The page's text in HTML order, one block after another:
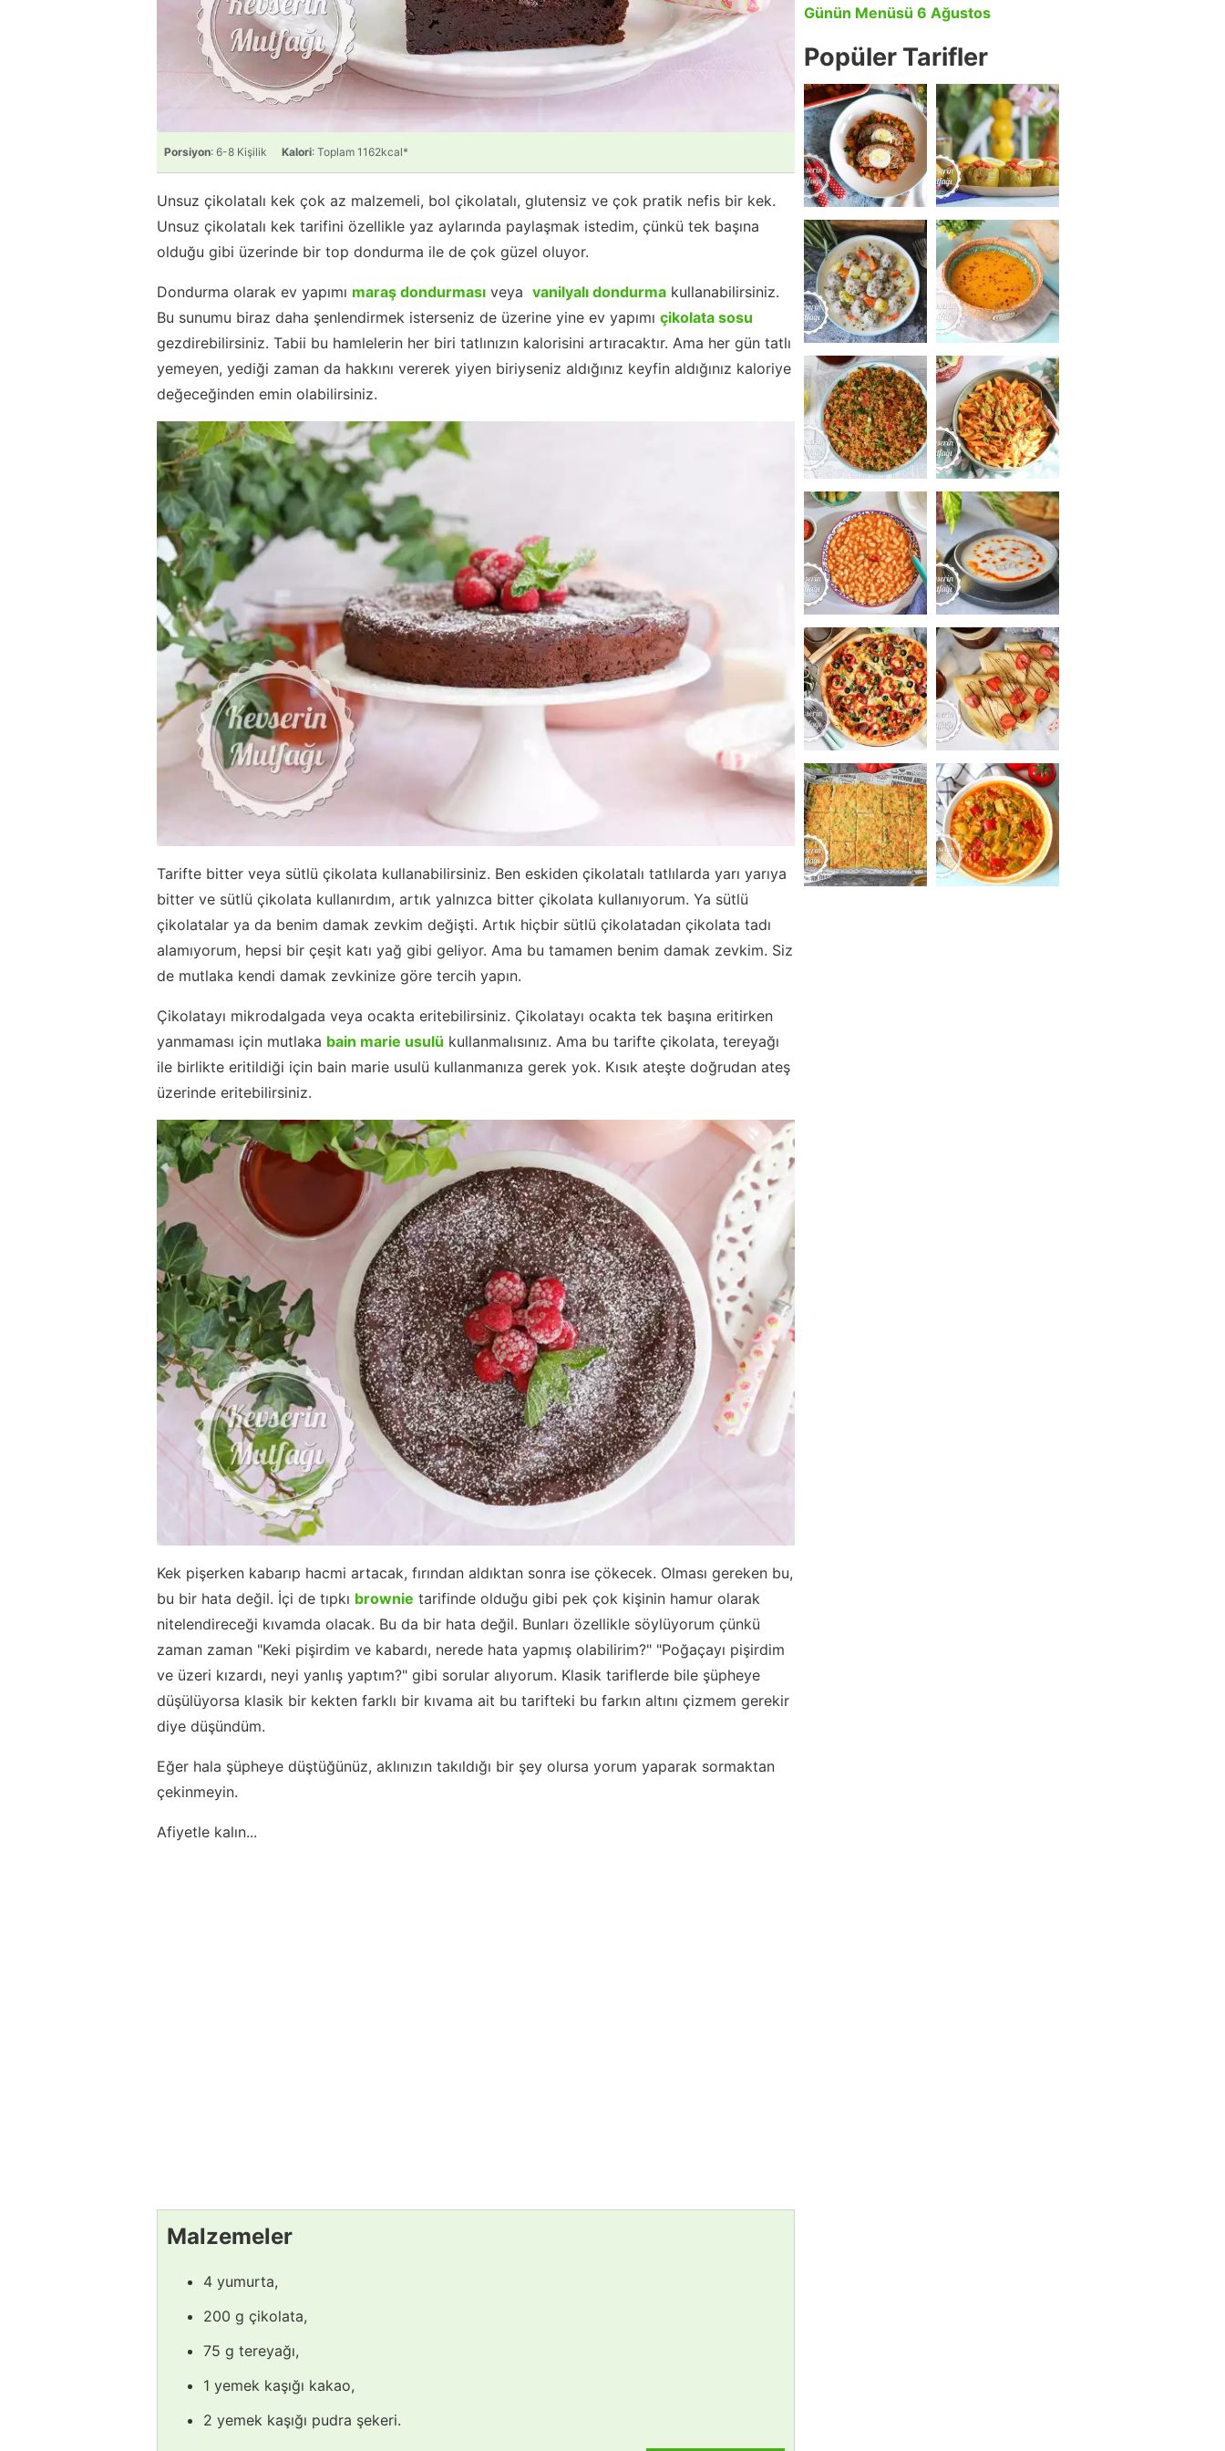
Porsiyon: 6-8 Kişilik Kalori: Toplam 1162kcal*
Unsuz çikolatalı kek çok az malzemeli, bol çikolatalı, glutensiz ve çok pratik nefis bir kek.
Unsuz çikolatalı kek tarifini özellikle yaz aylarında paylaşmak istedim, çünkü tek başına
olduğu gibi üzerinde bir top dondurma ile de çok güzel oluyor.
Dondurma olarak ev yapımı maraş dondurması veya vanilyalı dondurma kullanabilirsiniz.
Bu sunumu biraz daha şenlendirmek isterseniz de üzerine yine ev yapımı çikolata sosu
gezdirebilirsiniz. Tabii bu hamlelerin her biri tatlınızın kalorisini artıracaktır. Ama her gün tatlı
yemeyen, yediği zaman da hakkını vererek yiyen biriyseniz aldığınız keyfin aldığınız kaloriye
değeceğinden emin olabilirsiniz.
Tarifte bitter veya sütlü çikolata kullanabilirsiniz. Ben eskiden çikolatalı tatlılarda yarı yarıya
bitter ve sütlü çikolata kullanırdım, artık yalnızca bitter çikolata kullanıyorum. Ya sütlü
çikolatalar ya da benim damak zevkim değişti. Artık hiçbir sütlü çikolatadan çikolata tadı
alamıyorum, hepsi bir çeşit katı yağ gibi geliyor. Ama bu tamamen benim damak zevkim. Siz
de mutlaka kendi damak zevkinize göre tercih yapın.
Çikolatayı mikrodalgada veya ocakta eritebilirsiniz. Çikolatayı ocakta tek başına eritirken
yanmaması için mutlaka bain marie usulü kullanmalısınız. Ama bu tarifte çikolata, tereyağı
ile birlikte eritildiği için bain marie usulü kullanmanıza gerek yok. Kısık ateşte doğrudan ateş
üzerinde eritebilirsiniz.
Kek pişerken kabarıp hacmi artacak, fırından aldıktan sonra ise çökecek. Olması gereken bu,
bu bir hata değil. İçi de tıpkı brownie tarifinde olduğu gibi pek çok kişinin hamur olarak
nitelendireceği kıvamda olacak. Bu da bir hata değil. Bunları özellikle söylüyorum çünkü
zaman zaman "Keki pişirdim ve kabardı, nerede hata yapmış olabilirim?" "Poğaçayı pişirdim
ve üzeri kızardı, neyi yanlış yaptım?" gibi sorular alıyorum. Klasik tariflerde bile şüpheye
düşülüyorsa klasik bir kekten farklı bir kıvama ait bu tarifteki bu farkın altını çizmem gerekir
diye düşündüm.
Eğer hala şüpheye düştüğünüz, aklınızın takıldığı bir şey olursa yorum yaparak sormaktan
çekinmeyin.
Afiyetle kalın...
Malzemeler
4 yumurta,
200 g çikolata,
75 g tereyağı,
1 yemek kaşığı kakao,
2 yemek kaşığı pudra şekeri.
Günün Menüsü 6 Ağustos
Popüler Tarifler